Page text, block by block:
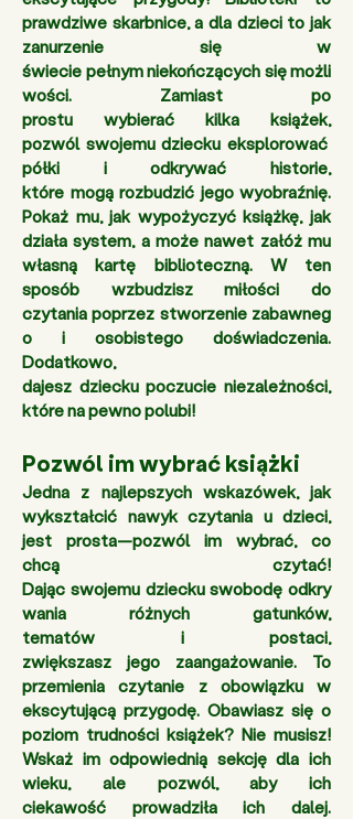
prawdziwe skarbnice, a dla dzieci to jak
zanurzenie się w
świecie pełnym niekończących się możli
wości. Zamiast po
prostu wybierać kilka książek,
pozwól swojemu dziecku eksplorować
półki i odkrywać historie,
które mogą rozbudzić jego wyobraźnię.
Pokaż mu, jak wypożyczyć książkę, jak
działa system, a może nawet załóż mu
własną kartę biblioteczną. W ten
sposób wzbudzisz miłości do
czytania poprzez stworzenie zabawneg
o i osobistego doświadczenia.
Dodatkowo,
dajesz dziecku poczucie niezależności,
które na pewno polubi!
Pozwól im wybrać książki
Jedna z najlepszych wskazówek, jak
wykształcić nawyk czytania u dzieci,
jest prosta—pozwól im wybrać, co
chcą czytać!
Dając swojemu dziecku swobodę odkry
wania różnych gatunków,
tematów i postaci,
zwiększasz jego zaangażowanie. To
przemienia czytanie z obowiązku w
ekscytującą przygodę. Obawiasz się o
poziom trudności książek? Nie musisz!
Wskaż im odpowiednią sekcję dla ich
wieku, ale pozwól, aby ich
ciekawość prowadziła ich dalej.